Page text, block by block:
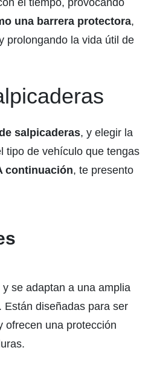
una barrera protectora,
prolongando la vida útil de
salpicaderas, y elegir la
tipo de vehículo que tengas
continuación, te presento
se adaptan a una amplia
diseñadas para ser
ofrecen una protección